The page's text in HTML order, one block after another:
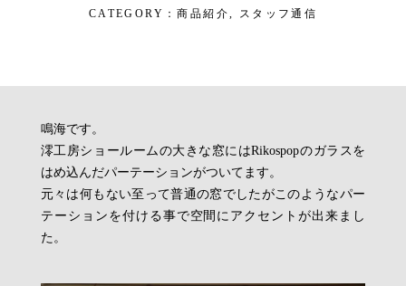
CATEGORY：商品紹介, スタッフ通信
鳴海です。
澪工房ショールームの大きな窓にはRikospopのガラスを
はめ込んだパーテーションがついてます。
元々は何もない至って普通の窓でしたがこのようなパー
テーションを付ける事で空間にアクセントが出来まし
た。